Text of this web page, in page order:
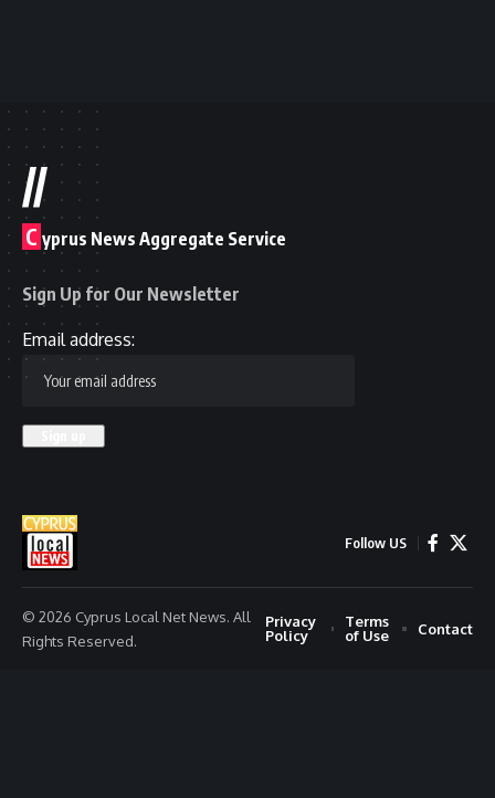
//
C yprus News Aggregate Service
Sign Up for Our Newsletter
Email address:
Follow US
© 2026 Cyprus Local Net News. All
Rights Reserved.
Privacy
Policy
Terms
of Use
Contact